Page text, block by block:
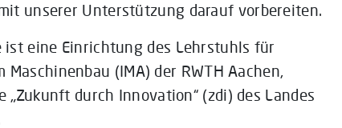
unserer Unterstützung darauf vorbereiten.
ist eine Einrichtung des Lehrstuhls für
(IMA) der RWTH Aachen,
durch Innovation“ (zdi) des Landes